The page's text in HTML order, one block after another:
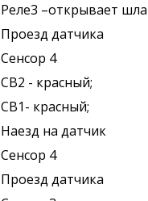
Реле3 –открывает
Проезд датчика
Сенсор 4
СВ2 - красный;
СВ1- красный;
Наезд на датчик
Сенсор 4
Проезд датчика